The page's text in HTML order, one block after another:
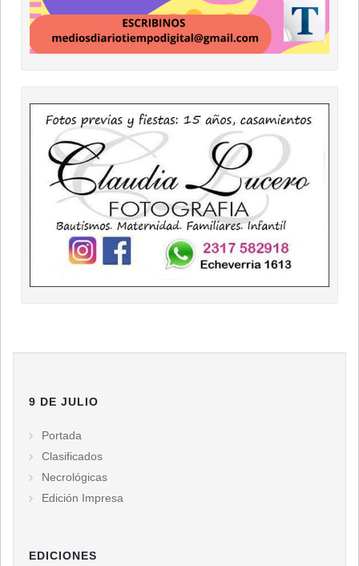
9 DE JULIO
Portada
Clasificados
Necrológicas
Edición Impresa
EDICIONES